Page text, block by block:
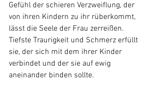
Gefühl der schieren Verzweiflung, der
von ihren Kindern zu ihr rüberkommt,
lässt die Seele der Frau zerreißen.
Tiefste Traurigkeit und Schmerz erfüllt
sie, der sich mit dem ihrer Kinder
verbindet und der sie auf ewig
aneinander binden sollte.